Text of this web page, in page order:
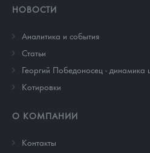
НОВОСТИ
Аналитика и события
Cтатьи
Георгий Победоносец - динамика
Котировки
О КОМПАНИИ
Контакты